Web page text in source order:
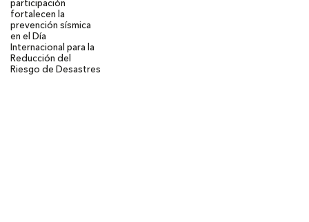
participación
fortalecen la
prevención sísmica
en el Día
Internacional para la
Reducción del
Riesgo de Desastres